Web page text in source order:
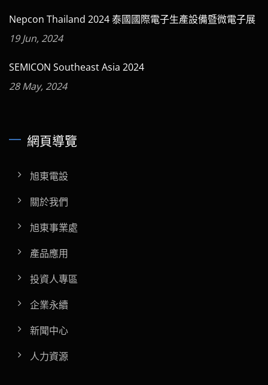
Nepcon Thailand 2024 泰國國際電子生產設備暨微電子展
19 Jun, 2024
SEMICON Southeast Asia 2024
28 May, 2024
網頁導覽
旭東電設
關於我們
旭東事業處
產品應用
投資人專區
企業永續
新聞中心
人力資源